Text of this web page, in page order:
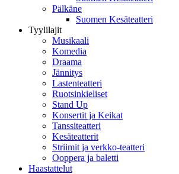
Pälkäne
Suomen Kesäteatteri
Tyylilajit
Musikaali
Komedia
Draama
Jännitys
Lastenteatteri
Ruotsinkieliset
Stand Up
Konsertit ja Keikat
Tanssiteatteri
Kesäteatterit
Striimit ja verkko-teatteri
Ooppera ja baletti
Haastattelut